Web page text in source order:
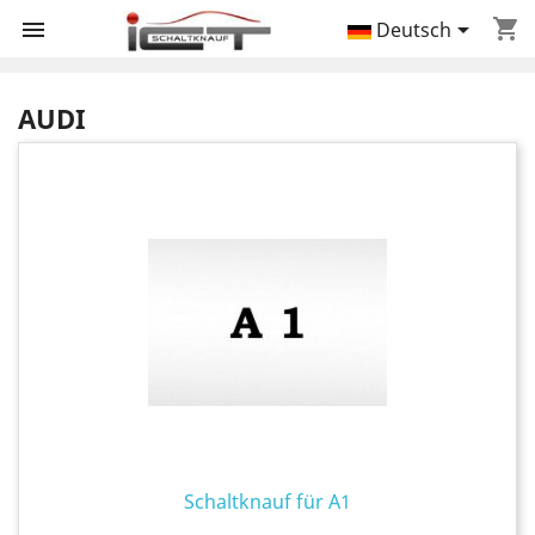
 shopping_cart
Deutsch
AUDI
Schaltknauf für A1